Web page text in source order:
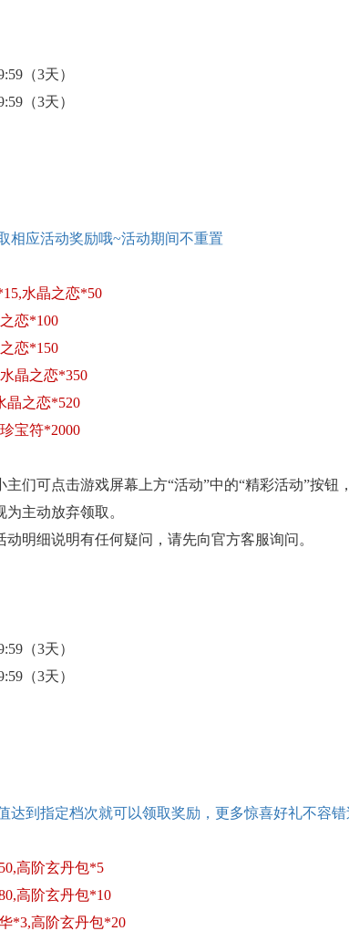
（3天）
（3天）
相应活动奖励哦~活动期间不重置
水晶之恋*50
恋*100
恋*150
晶之恋*350
晶之恋*520
宝符*2000
们可点击游戏屏幕上方“活动”中的“精彩活动”按钮
主动放弃领取。
明细说明有任何疑问，请先向官方客服询问。
（3天）
（3天）
达到指定档次就可以领取奖励，更多惊喜好礼不容
高阶玄丹包*5
高阶玄丹包*10
*3,高阶玄丹包*20